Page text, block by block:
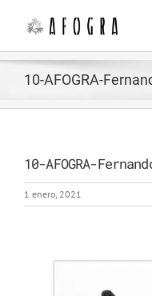
contenido
10-AFOGRA-
10-AFOGRA-
1 enero, 2021